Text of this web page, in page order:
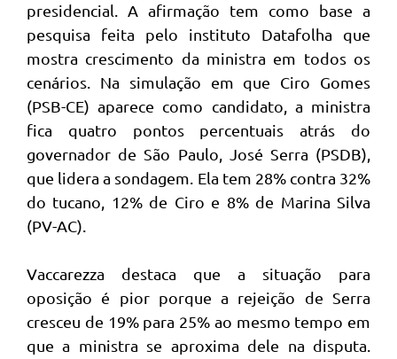
presidencial. A afirmação tem como base a
pesquisa feita pelo instituto Datafolha que
mostra crescimento da ministra em todos os
cenários. Na simulação em que Ciro Gomes
(PSB-CE) aparece como candidato, a ministra
fica quatro pontos percentuais atrás do
governador de São Paulo, José Serra (PSDB),
que lidera a sondagem. Ela tem 28% contra 32%
do tucano, 12% de Ciro e 8% de Marina Silva
(PV-AC).
Vaccarezza destaca que a situação para
oposição é pior porque a rejeição de Serra
cresceu de 19% para 25% ao mesmo tempo em
que a ministra se aproxima dele na disputa.